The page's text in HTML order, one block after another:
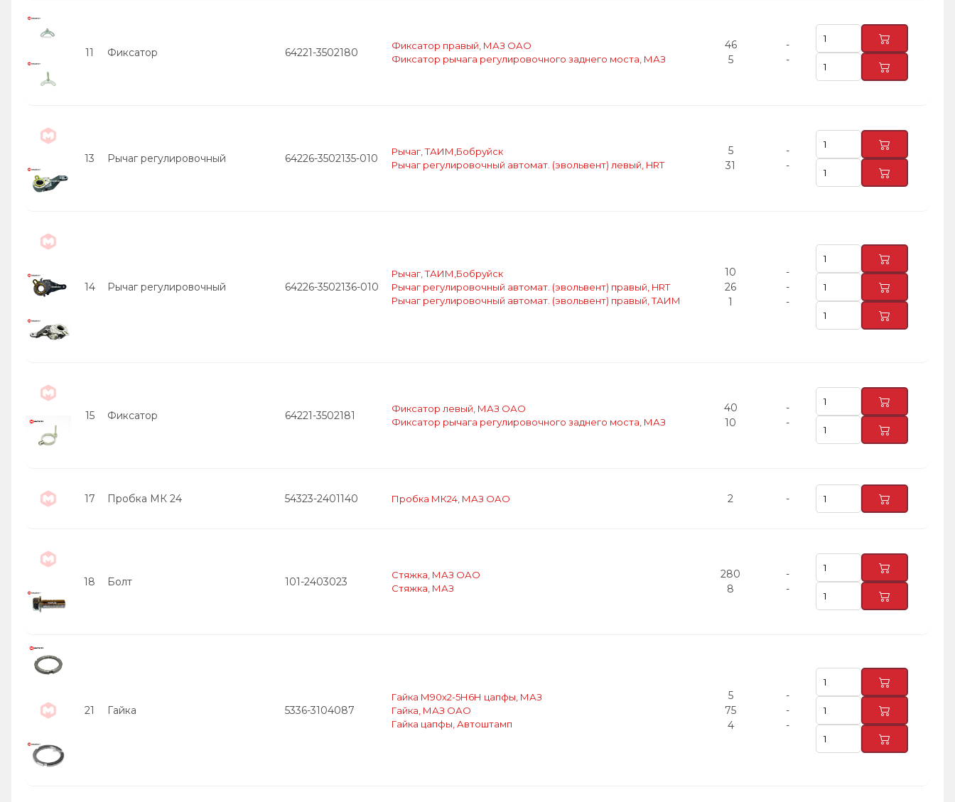
11 Фиксатор 64221-3502180
Фиксатор правый, МАЗ ОАО
Фиксатор рычага регулировочного заднего моста, МАЗ
46
5
-
-
13 Рычаг регулировочный 64226-3502135-010
Рычаг, ТАИМ,Бобруйск
Рычаг регулировочный автомат. (эвольвент) левый, HRT
5
31
-
-
14 Рычаг регулировочный 64226-3502136-010
Рычаг, ТАИМ,Бобруйск
Рычаг регулировочный автомат. (эвольвент) правый, HRT
Рычаг регулировочный автомат. (эвольвент) правый, ТАИМ
10
26
1
-
-
-
15 Фиксатор 64221-3502181
Фиксатор левый, МАЗ ОАО
Фиксатор рычага регулировочного заднего моста, МАЗ
40
10
-
-
17 Пробка МК 24 54323-2401140 Пробка МК24, МАЗ ОАО 2 -
18 Болт 101-2403023
Стяжка, МАЗ ОАО
Стяжка, МАЗ
280
8
-
-
21 Гайка 5336-3104087
Гайка М90х2-5Н6Н цапфы, МАЗ
Гайка, МАЗ ОАО
Гайка цапфы, Автоштамп
5
75
4
-
-
-